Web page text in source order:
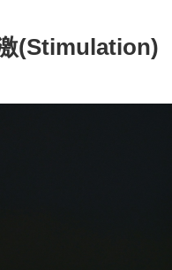
(Stimulation)